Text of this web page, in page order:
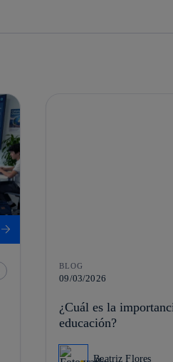
BLOG
09/03/2026
¿Cuál es la
educación?
Beatriz Flores